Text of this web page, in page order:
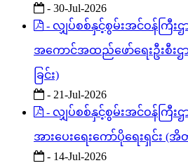
- 30-Jul-2026
- လျှပ်စစ်နှင့်စွမ်းအင်ဝန်ကြီးဌ
အကောင်အထည်ဖော်ရေးဦးစီးဌ
ခြင်း)
- 21-Jul-2026
- လျှပ်စစ်နှင့်စွမ်းအင်ဝန်ကြီး
အားပေးရေးကော်ပိုရေးရှင်း (အိ
- 14-Jul-2026